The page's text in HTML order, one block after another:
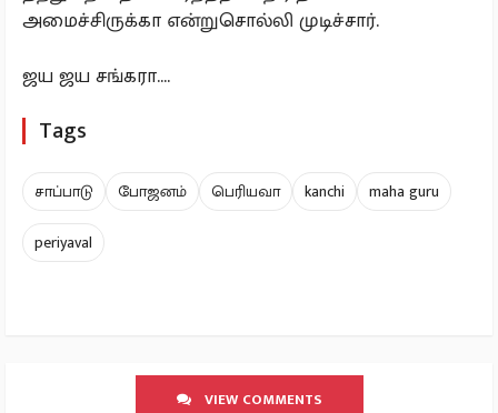
அமைச்சிருக்கா என்றுசொல்லி முடிச்சார்.
ஜய ஜய சங்கரா....
Tags
சாப்பாடு போஜனம் பெரியவா kanchi
maha guru
periyaval
VIEW COMMENTS